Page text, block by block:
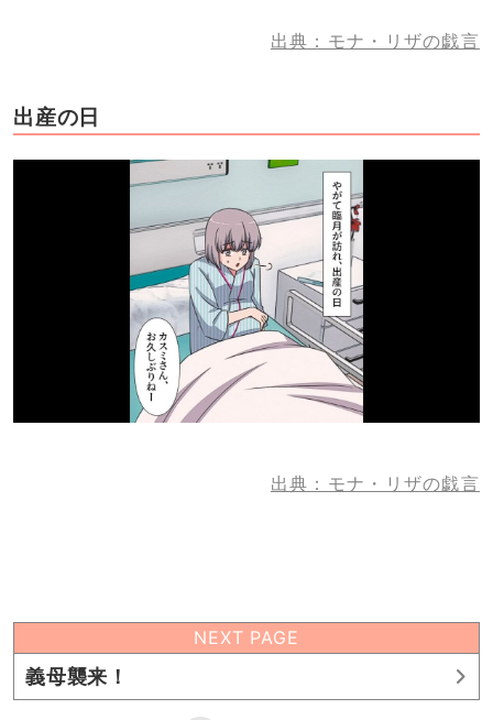
出典：モナ・リザの戯言
出産の日
出典：モナ・リザの戯言
NEXT PAGE
義母襲来！